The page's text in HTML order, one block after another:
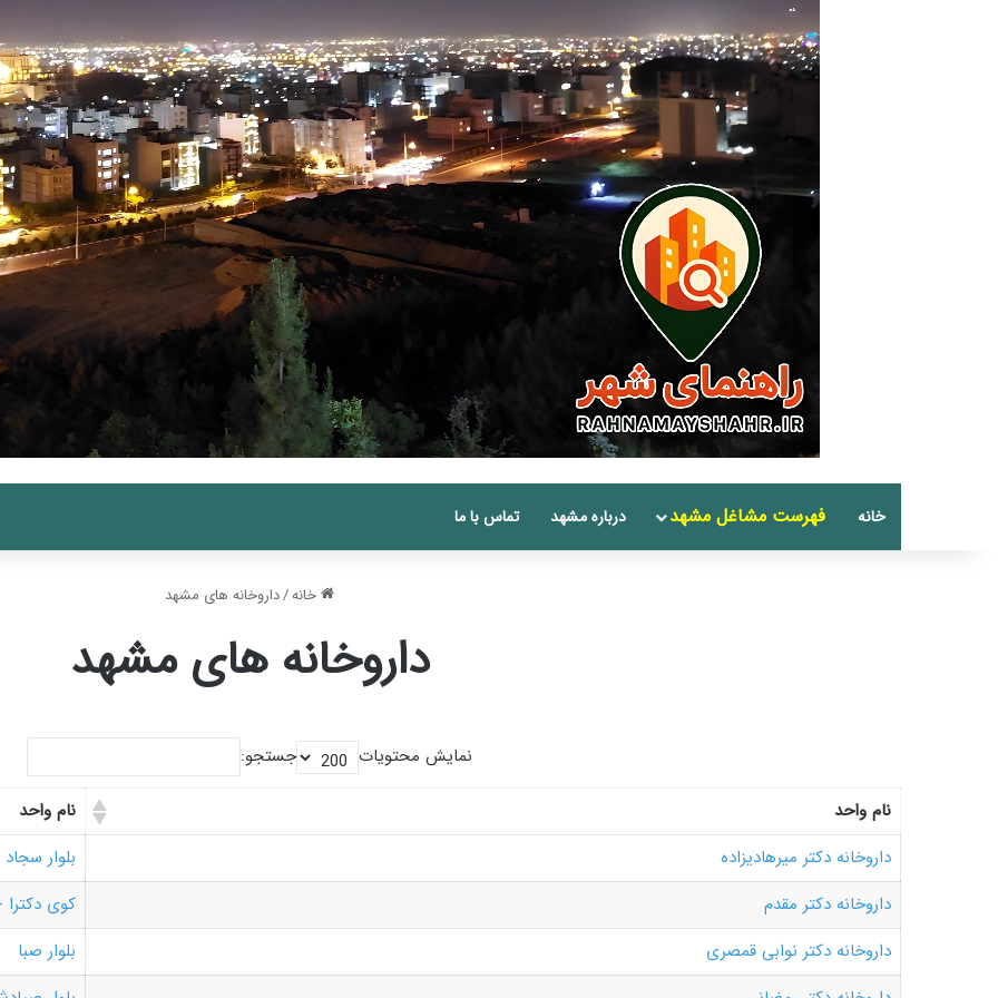
خانه فهرست مشاغل مشهد درباره مشهد تماس با ما
خانه/داروخانه های مشهد
داروخانه های مشهد
نمایش محتویات جستجو:
نام واحد
نام واحد
داروخانه دکتر میرهادیزاده
بلوار سجاد
داروخانه دکتر مقدم
کوی دکترا
داروخانه دکتر نوابی قمصری
بلوار صبا